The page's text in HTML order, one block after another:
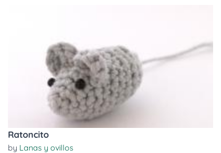
Ratoncito
by Lanas y ovillos